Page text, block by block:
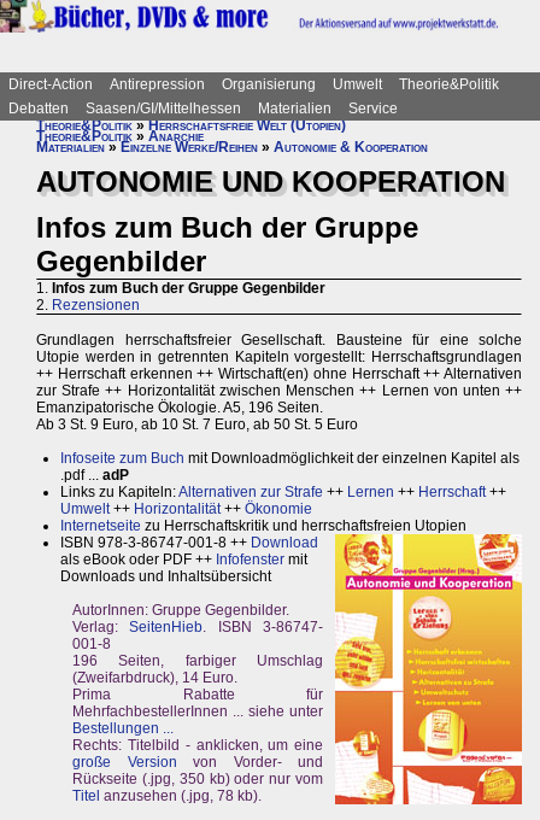
Direct-Action Antirepression Organisierung Umwelt
Theorie&Politik
Debatten
Saasen/GI/Mittelhessen Materialien
Service
Theorie&Politik»Herrschaftsfreie Welt (Utopien)
Theorie&Politik » Anarchie
Materialien » Einzelne Werke/Reihen » Autonomie & Kooperation
AUTONOMIE UND KOOPERATION
Infos zum Buch der Gruppe
Gegenbilder
1. Infos zum Buch der Gruppe Gegenbilder
2. Rezensionen
Grundlagen herrschaftsfreier Gesellschaft. Bausteine für eine solche
Utopie werden in getrennten Kapiteln vorgestellt: Herrschaftsgrundlagen
++ Herrschaft erkennen ++ Wirtschaft(en) ohne Herrschaft ++ Alternativen
zur Strafe ++ Horizontalität zwischen Menschen ++ Lernen von unten ++
Emanzipatorische Ökologie. A5, 196 Seiten.
Ab 3 St. 9 Euro, ab 10 St. 7 Euro, ab 50 St. 5 Euro
Infoseite zum Buch mit Downloadmöglichkeit der einzelnen Kapitel als
.pdf ... adP
Links zu Kapiteln:Alternativen zur Strafe ++ Lernen ++ Herrschaft++
Umwelt++ Horizontalität++ Ökonomie
Internetseite zu Herrschaftskritik und herrschaftsfreien Utopien
ISBN 978-3-86747-001-8 ++ Download
als eBook oder PDF ++ Infofenster mit
Downloads und Inhaltsübersicht
AutorInnen: Gruppe Gegenbilder.
Verlag:SeitenHieb. ISBN 3-86747-
001-8
196 Seiten, farbiger Umschlag
(Zweifarbdruck), 14 Euro.
Prima Rabatte für
MehrfachbestellerInnen ... siehe unter
Bestellungen ...
Rechts: Titelbild - anklicken, um eine
große Version von Vorder- und
Rückseite (.jpg, 350 kb) oder nur vom
Titel anzusehen (.jpg, 78 kb).